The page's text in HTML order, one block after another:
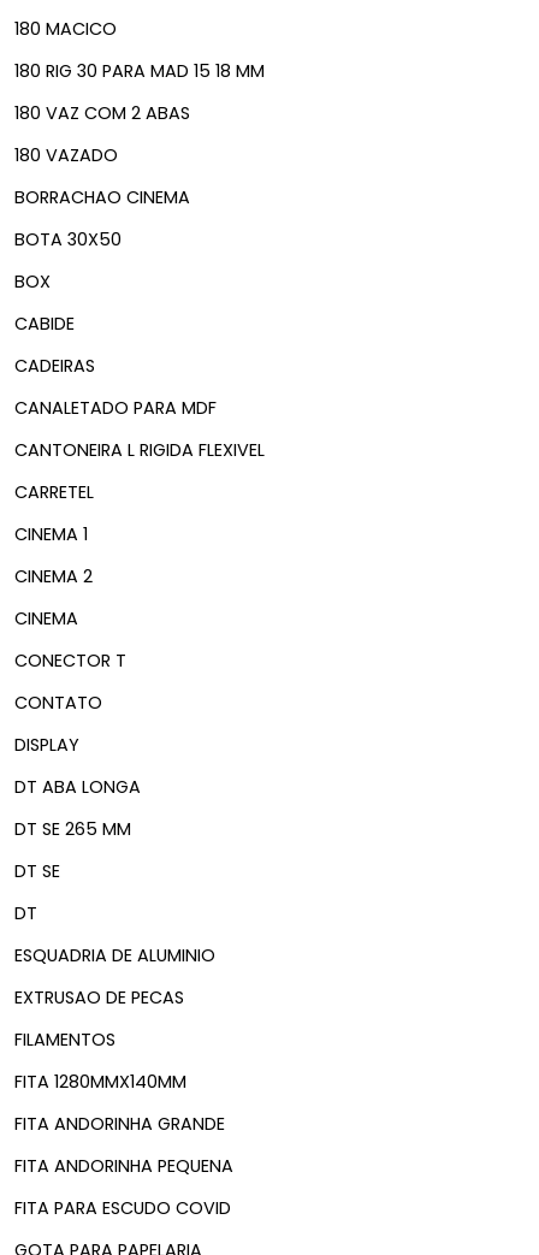
180 MACICO
180 RIG 30 PARA MAD 15 18 MM
180 VAZ COM 2 ABAS
180 VAZADO
BORRACHAO CINEMA
BOTA 30X50
BOX
CABIDE
CADEIRAS
CANALETADO PARA MDF
CANTONEIRA L RIGIDA FLEXIVEL
CARRETEL
CINEMA 1
CINEMA 2
CINEMA
CONECTOR T
CONTATO
DISPLAY
DT ABA LONGA
DT SE 265 MM
DT SE
DT
ESQUADRIA DE ALUMINIO
EXTRUSAO DE PECAS
FILAMENTOS
FITA 1280MMX140MM
FITA ANDORINHA GRANDE
FITA ANDORINHA PEQUENA
FITA PARA ESCUDO COVID
GOTA PARA PAPELARIA